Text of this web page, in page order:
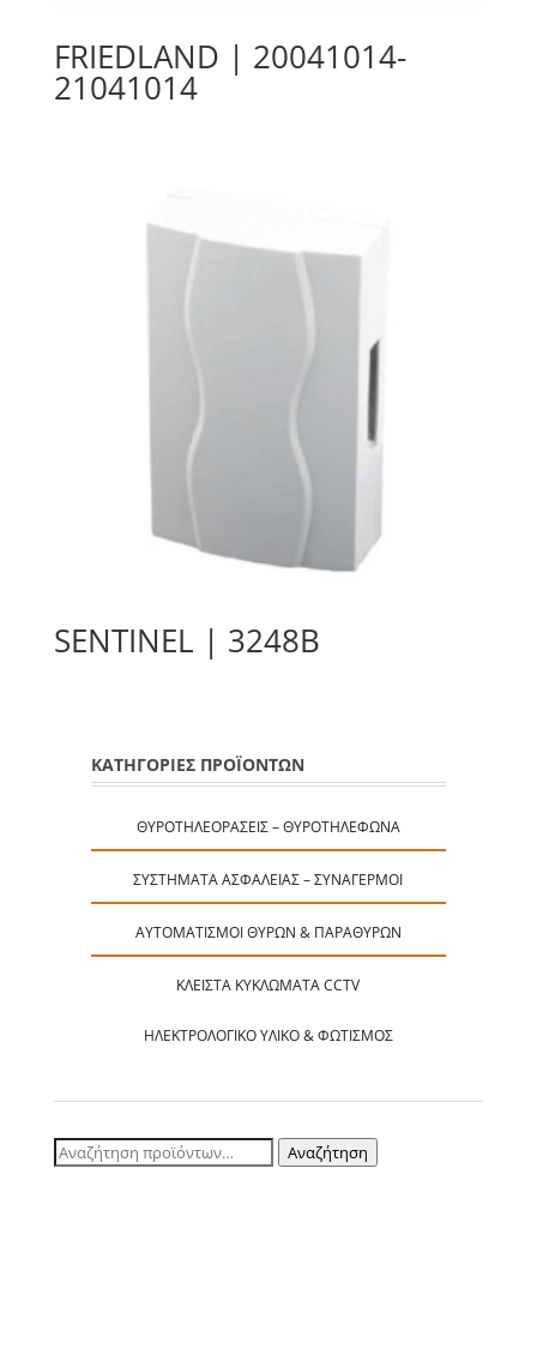
FRIEDLAND | 20041014-
21041014
SENTINEL | 3248B
ΚΑΤΗΓΟΡΙΕΣ ΠΡΟΪΟΝΤΩΝ
ΘΥΡΟΤΗΛΕΟΡΆΣΕΙΣ – ΘΥΡΟΤΗΛΈΦΩΝΑ
ΣΥΣΤΉΜΑΤΑ ΑΣΦΑΛΕΊΑΣ – ΣΥΝΑΓΕΡΜΟΊ
ΑΥΤΟΜΑΤΙΣΜΟΊ ΘΥΡΏΝ & ΠΑΡΑΘΎΡΩΝ
ΚΛΕΙΣΤΆ ΚΥΚΛΏΜΑΤΑ CCTV
ΗΛΕΚΤΡΟΛΟΓΙΚΌ ΥΛΙΚΌ & ΦΩΤΙΣΜΌΣ
Αναζήτηση
Αναζήτηση